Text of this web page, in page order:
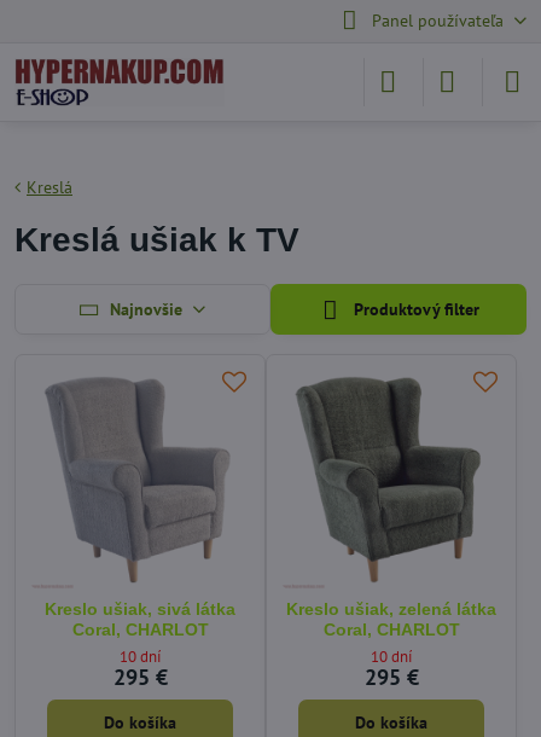
Panel používateľa
Kreslá
Kreslá ušiak k TV
Najnovšie Produktový filter
Kreslo ušiak, sivá látka
Coral, CHARLOT
10 dní
295 €
Do košíka
Kreslo ušiak, zelená látka
Coral, CHARLOT
10 dní
295 €
Do košíka